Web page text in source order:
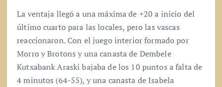
La ventaja llegó a una máxima de +20 a inicio del
último cuarto para las locales, pero las vascas
reaccionaron. Con el juego interior formado por
Morro y Brotons y una canasta de Dembele
Kutxabank Araski bajaba de los 10 puntos a falta de
4 minutos (64-55), y una canasta de Isabela